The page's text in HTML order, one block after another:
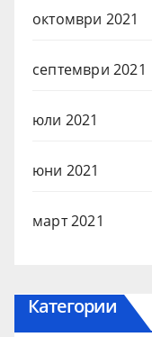
октомври 2021
септември 2021
юли 2021
юни 2021
март 2021
Категории